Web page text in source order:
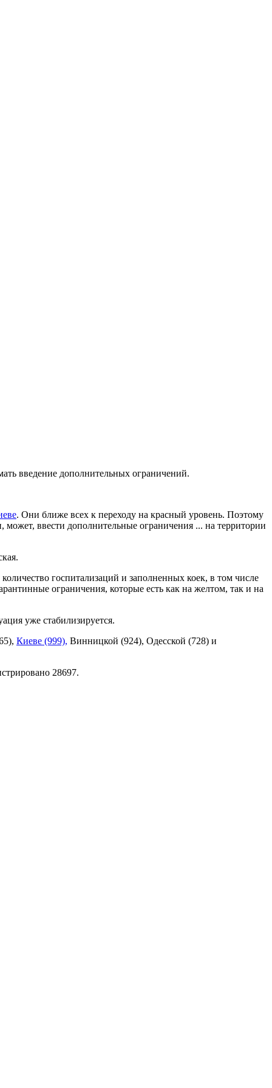
введение дополнительных ограничений.
. Они ближе всех к переходу на красный уровень. Поэтому
ввести дополнительные ограничения ... на территории
госпитализаций и заполненных коек, в том числе
ограничения, которые есть как на желтом, так и на
уже стабилизируется.
Киеве (999), Винницкой (924), Одесской (728) и
28697.